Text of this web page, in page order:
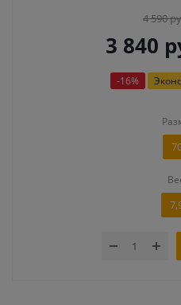
4 590
3 840
-16%